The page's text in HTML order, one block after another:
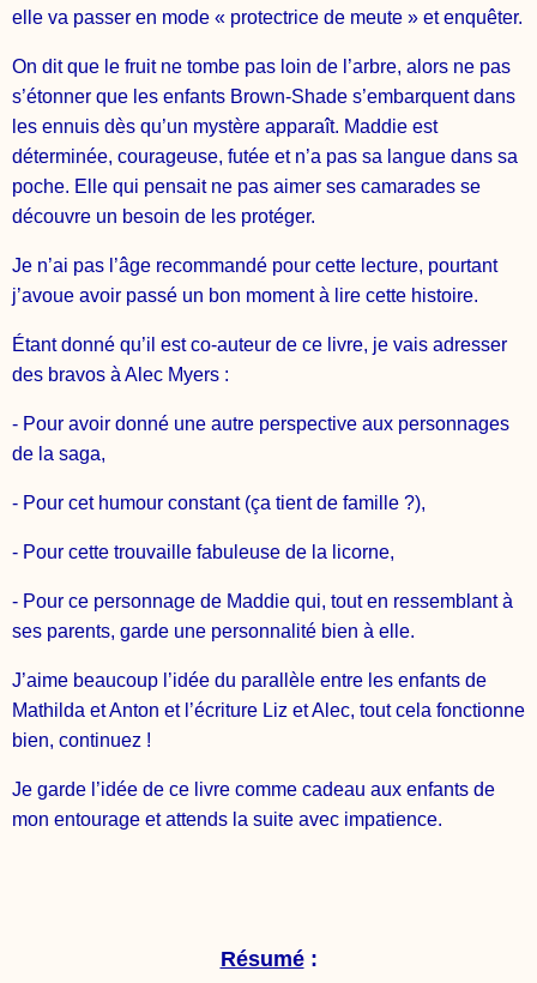
elle va passer en mode « protectrice de meute » et enquêter.
On dit que le fruit ne tombe pas loin de l’arbre, alors ne pas
s’étonner que les enfants Brown-Shade s’embarquent dans
les ennuis dès qu’un mystère apparaît. Maddie est
déterminée, courageuse, futée et n’a pas sa langue dans sa
poche. Elle qui pensait ne pas aimer ses camarades se
découvre un besoin de les protéger.
Je n’ai pas l’âge recommandé pour cette lecture, pourtant
j’avoue avoir passé un bon moment à lire cette histoire.
Étant donné qu’il est co-auteur de ce livre, je vais adresser
des bravos à Alec Myers :
- Pour avoir donné une autre perspective aux personnages
de la saga,
- Pour cet humour constant (ça tient de famille ?),
- Pour cette trouvaille fabuleuse de la licorne,
- Pour ce personnage de Maddie qui, tout en ressemblant à
ses parents, garde une personnalité bien à elle.
J’aime beaucoup l’idée du parallèle entre les enfants de
Mathilda et Anton et l’écriture Liz et Alec, tout cela fonctionne
bien, continuez !
Je garde l’idée de ce livre comme cadeau aux enfants de
mon entourage et attends la suite avec impatience.
Résumé: